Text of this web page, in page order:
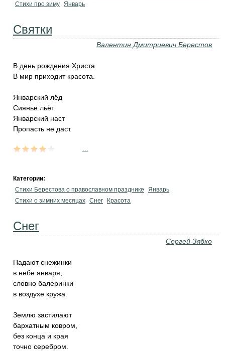
Стихи про зиму Январь
Святки
Валентин Дмитриевич Берестов
В день рождения Христа
В мир приходит красота.
Январский лёд
Сиянье льёт.
Январский наст
Пропасть не даст.
Категории:
Стихи Берестова о православном празднике
Январь
Стихи о зимних месяцах Снег Красота
Снег
Сергей Зябко
Падают снежинки
в небе января,
словно балеринки
в воздухе кружа.
Землю застилают
бархатным ковром,
без конца и края
точно серебром.